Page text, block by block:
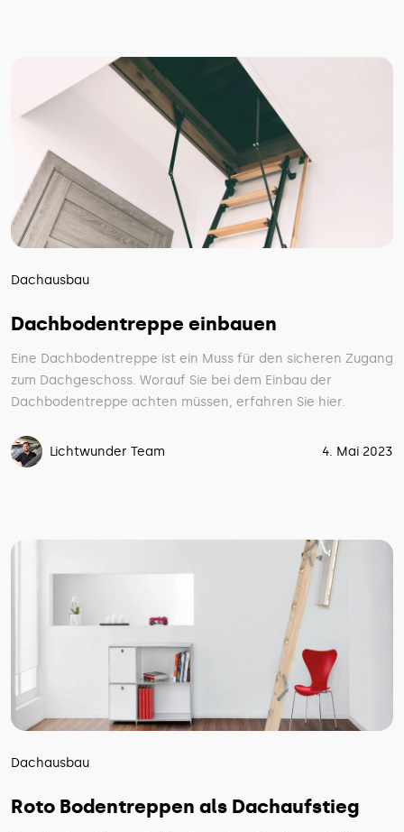
Dachausbau
Dachbodentreppe einbauen
Eine Dachbodentreppe ist ein Muss für den sicheren Zugang
zum Dachgeschoss. Worauf Sie bei dem Einbau der
Dachbodentreppe achten müssen, erfahren Sie hier.
Lichtwunder Team 4. Mai 2023
Dachausbau
Roto Bodentreppen als Dachaufstieg